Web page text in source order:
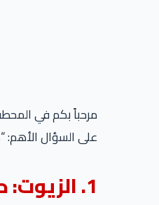
مرحباً بكم في
على السؤال الأهم:
1. الزيوت: حماية القلب والفتيس